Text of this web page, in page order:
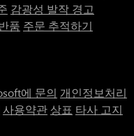
감광성 발작 경고
품 주문 추적하기
에 문의 개인정보처리
사용약관 상표 타사 고지